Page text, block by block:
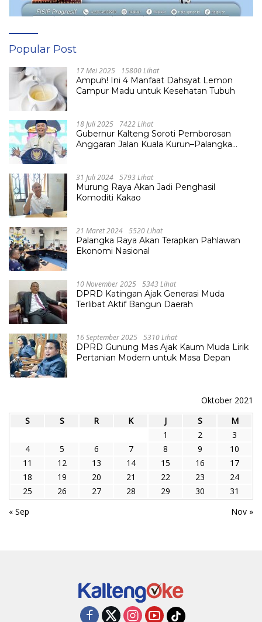
Popular Post
17 Mei 2025 15800 Lihat
Ampuh! Ini 4 Manfaat Dahsyat Lemon
Campur Madu untuk Kesehatan Tubuh
18 Juli 2025 7422 Lihat
Gubernur Kalteng Soroti Pemborosan
Anggaran Jalan Kuala Kurun–Palangka
31 Juli 2024 5793 Lihat
Murung Raya Akan Jadi Penghasil
Komoditi Kakao
21 Maret 2024 5520 Lihat
Palangka Raya Akan Terapkan Pahlawan
Ekonomi Nasional
10 November 2025 5343 Lihat
DPRD Katingan Ajak Generasi Muda
Terlibat Aktif Bangun Daerah
16 September 2025 5310 Lihat
DPRD Gunung Mas Ajak Kaum Muda Lirik
Pertanian Modern untuk Masa Depan
Oktober 2021
S
S R K J S
M
1
2
3
4
5 6 7 8 9
10
11
12 13 14 15 16
17
18
19 20 21 22 23
24
25
26 27 28 29 30
31
« Sep
Nov »